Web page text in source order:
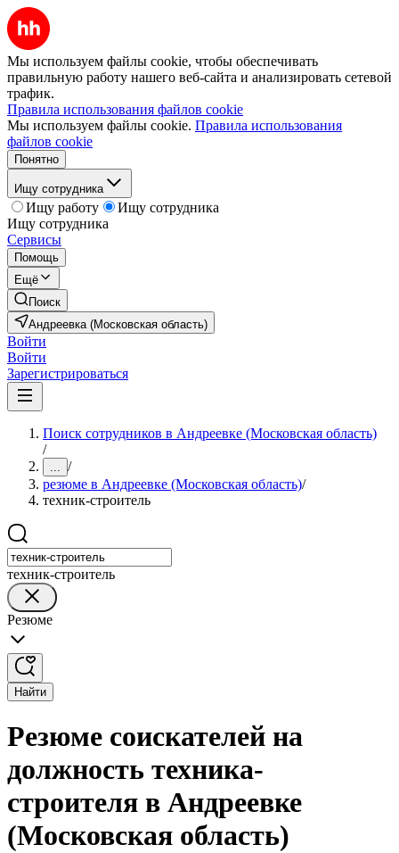
Мы используем файлы cookie, чтобы обеспечивать
правильную работу нашего веб-сайта и анализировать сетевой
трафик.
Правила использования файлов cookie
Мы используем файлы cookie. Правила использования
файлов cookie
Понятно
Ищу сотрудника
Ищу работу
Ищу сотрудника
Ищу сотрудника
Сервисы
Помощь
Ещё
Поиск
Андреевка (Московская область)
Войти
Войти
Зарегистрироваться
Поиск сотрудников в Андреевке (Московская область)
/
... /
резюме в Андреевке (Московская область)/
техник-строитель
техник-строитель
Резюме
Найти
Резюме соискателей на
должность техника-
строителя в Андреевке
(Московская область)